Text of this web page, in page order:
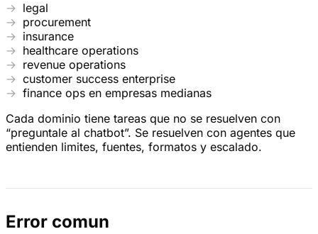
legal
procurement
insurance
healthcare operations
revenue operations
customer success enterprise
finance ops en empresas medianas
Cada dominio tiene tareas que no se resuelven con
“preguntale al chatbot”. Se resuelven con agentes que
entienden limites, fuentes, formatos y escalado.
Error comun